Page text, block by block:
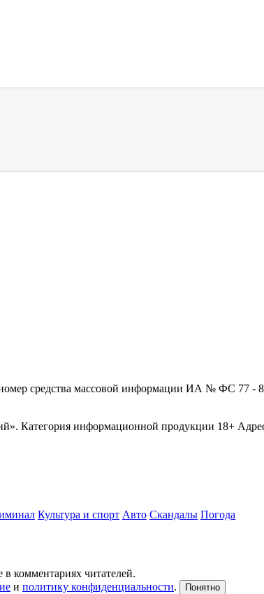
средства массовой информации ИА № ФС 77 -
Категория информационной продукции 18+
Культура и спорт Авто Скандалы Погода
в комментариях читателей.
и политику конфиденциальности. Понятно